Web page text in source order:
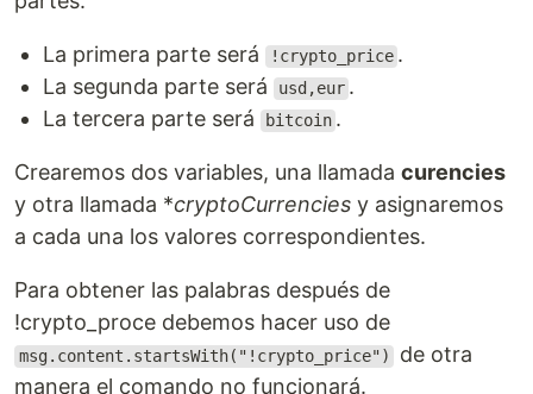
La primera parte será !crypto_price .
La segunda parte será
usd,eur .
La tercera parte será
bitcoin .
Crearemos dos variables, una llamada curencies
y otra llamada *cryptoCurrencies y asignaremos
a cada una los valores correspondientes.
Para obtener las palabras después de
!crypto_proce debemos hacer uso de
msg.content.startsWith("!crypto_price")
de otra
manera el comando no funcionará.